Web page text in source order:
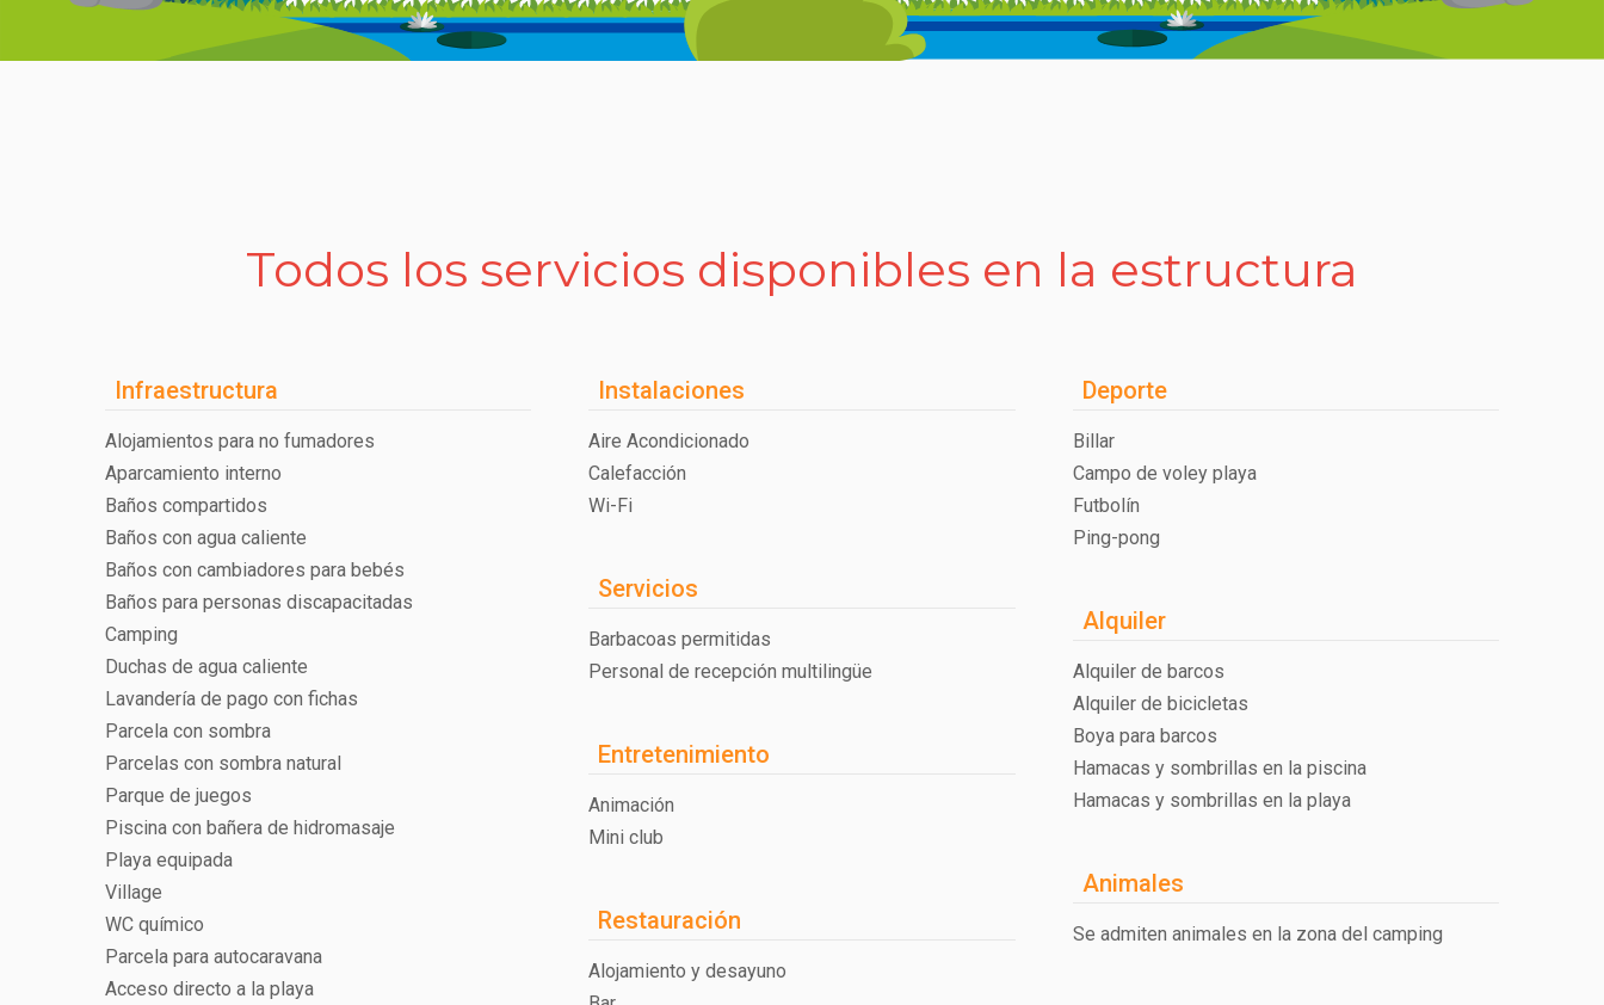
Todos los servicios disponibles en la estructura
Infraestructura
Alojamientos para no fumadores
Aparcamiento interno
Baños compartidos
Baños con agua caliente
Baños con cambiadores para bebés
Baños para personas discapacitadas
Camping
Duchas de agua caliente
Lavandería de pago con fichas
Parcela con sombra
Parcelas con sombra natural
Parque de juegos
Piscina con bañera de hidromasaje
Playa equipada
Village
WC químico
Parcela para autocaravana
Acceso directo a la playa
Instalaciones
Aire Acondicionado
Calefacción
Wi-Fi
Servicios
Barbacoas permitidas
Personal de recepción multilingüe
Entretenimiento
Animación
Mini club
Restauración
Alojamiento y desayuno
Deporte
Billar
Campo de voley playa
Futbolín
Ping-pong
Alquiler
Alquiler de barcos
Alquiler de bicicletas
Boya para barcos
Hamacas y sombrillas en la piscina
Hamacas y sombrillas en la playa
Animales
Se admiten animales en la zona del camping